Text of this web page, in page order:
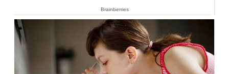
Brainberries